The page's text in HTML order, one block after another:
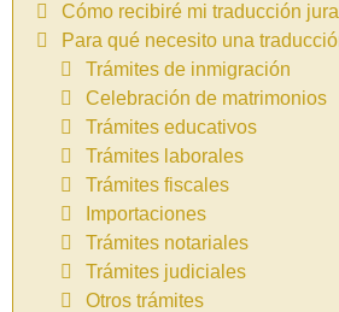
Cómo recibiré mi traducción
Para qué necesito una
Trámites de inmigración
Celebración de matrimonios
Trámites educativos
Trámites laborales
Trámites fiscales
Importaciones
Trámites notariales
Trámites judiciales
Otros trámites